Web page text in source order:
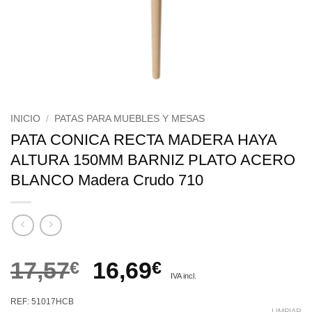
INICIO / PATAS PARA MUEBLES Y MESAS
PATA CONICA RECTA MADERA HAYA
ALTURA 150MM BARNIZ PLATO ACERO
BLANCO Madera Crudo 710
17,57€
El
16,69€ElIVA incl.
REF: 51017HCB